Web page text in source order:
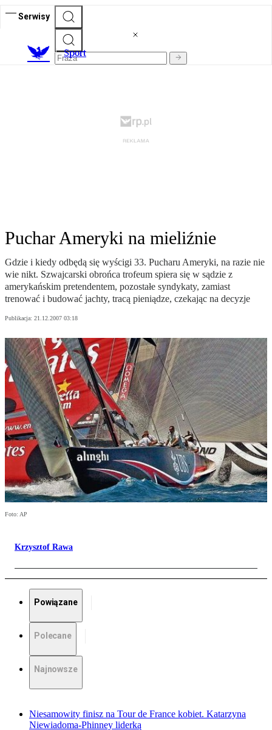
Serwisy
Sport
Puchar Ameryki na mieliźnie
Gdzie i kiedy odbędą się wyścigi 33. Pucharu Ameryki, na razie nie
wie nikt. Szwajcarski obrońca trofeum spiera się w sądzie z
amerykańskim pretendentem, pozostałe syndykaty, zamiast
trenować i budować jachty, tracą pieniądze, czekając na decyzje
Publikacja: 21.12.2007 03:18
Foto: AP
Krzysztof Rawa
Powiązane
Polecane
Najnowsze
Niesamowity finisz na Tour de France kobiet. Katarzyna
Niewiadoma-Phinney liderką